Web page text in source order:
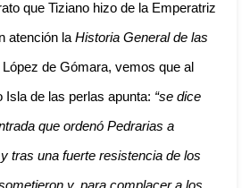
que Tiziano hizo de la Emperatriz
atención la Historia General de las
de Gómara, vemos que al
Isla de las perlas apunta: “se dice
que ordenó Pedrarias a
tras una fuerte resistencia de los